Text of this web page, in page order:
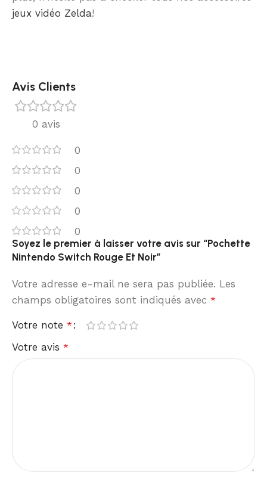
jeux vidéo Zelda!
Avis Clients
0 avis
0
0
0
0
0
Soyez le premier à laisser votre avis sur “Pochette
Nintendo Switch Rouge Et Noir”
Votre adresse e-mail ne sera pas publiée. Les
champs obligatoires sont indiqués avec *
Votre note *
Votre avis *